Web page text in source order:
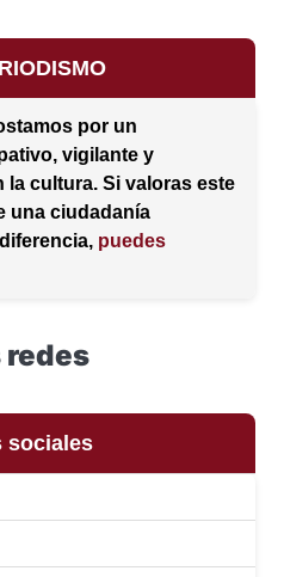
por un
vigilante y
cultura. Si valoras este
una ciudadanía
puedes
redes
sociales